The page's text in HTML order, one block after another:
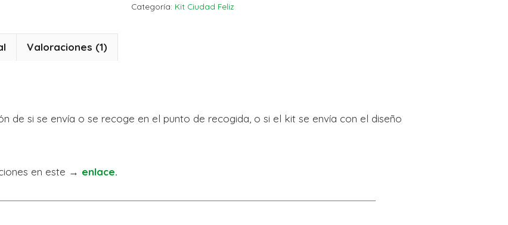
Categoría: Kit Ciudad Feliz
Valoraciones (1)
de si se envía o se recoge en el punto de recogida, o si el kit se envía con el diseño
en este → enlace.